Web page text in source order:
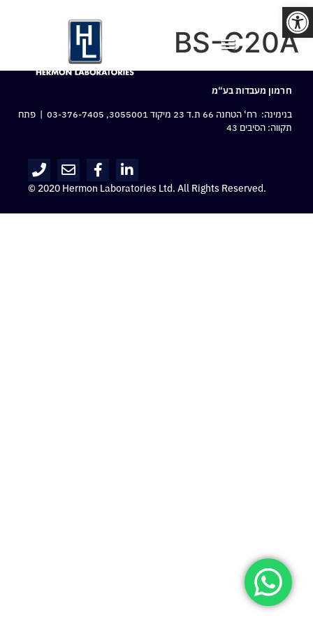
פתח סרגל נגישות
BS-C20A
חרמון מעבדות בע“מ
בנימינה: רח‘ הטחנה 66 ת.ד 23 מיקוד 3055001,
03-376-7405 | פתח
תקווה: הסיבים 43
© 2020 Hermon Laboratories Ltd. All Rights Reserved.